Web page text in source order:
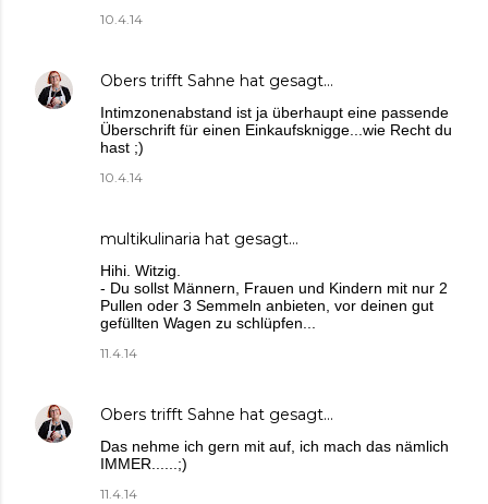
10.4.14
Obers trifft Sahne hat gesagt…
Intimzonenabstand ist ja überhaupt eine passende
Überschrift für einen Einkaufsknigge...wie Recht du
hast ;)
10.4.14
multikulinaria hat gesagt…
Hihi. Witzig.
- Du sollst Männern, Frauen und Kindern mit nur 2
Pullen oder 3 Semmeln anbieten, vor deinen gut
gefüllten Wagen zu schlüpfen...
11.4.14
Obers trifft Sahne hat gesagt…
Das nehme ich gern mit auf, ich mach das nämlich
IMMER......;)
11.4.14